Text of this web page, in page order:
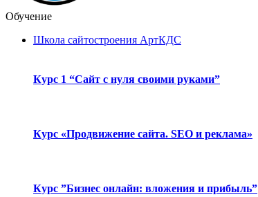
Обучение
Школа сайтостроения АртКДС
Курс 1 “Сайт с нуля своими руками”
Курс «Продвижение сайта. SEO и реклама»
Курс ”Бизнес онлайн: вложения и прибыль”